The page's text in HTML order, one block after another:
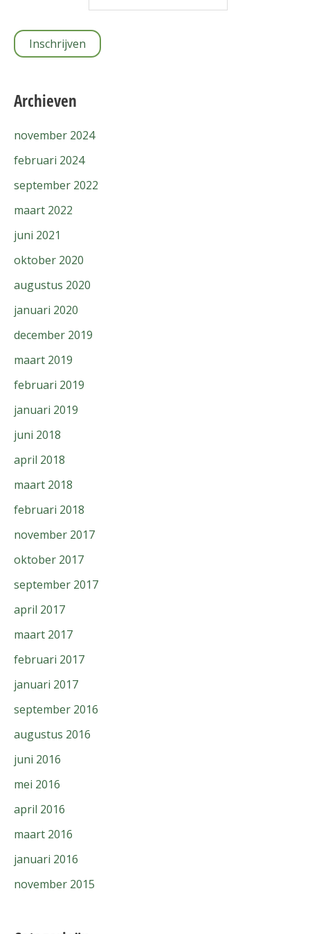
Archieven
november 2024
februari 2024
september 2022
maart 2022
juni 2021
oktober 2020
augustus 2020
januari 2020
december 2019
maart 2019
februari 2019
januari 2019
juni 2018
april 2018
maart 2018
februari 2018
november 2017
oktober 2017
september 2017
april 2017
maart 2017
februari 2017
januari 2017
september 2016
augustus 2016
juni 2016
mei 2016
april 2016
maart 2016
januari 2016
november 2015